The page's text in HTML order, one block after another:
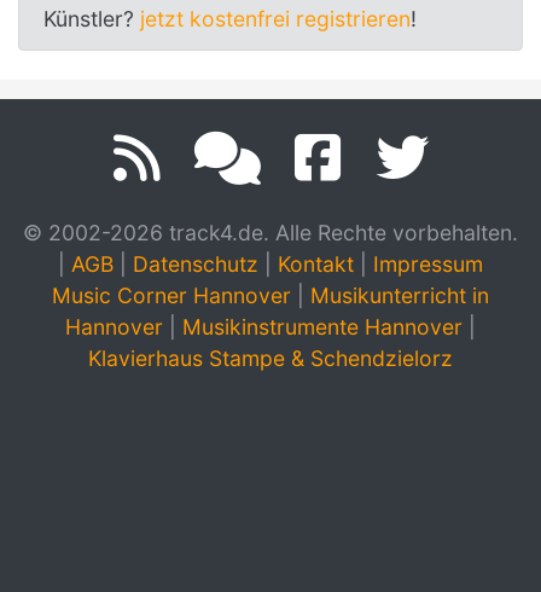
Künstler? jetzt kostenfrei registrieren!
© 2002-2026 track4.de. Alle Rechte vorbehalten.
AGB Datenschutz Kontakt
Impressum
Music Corner Hannover
Musikunterricht in
Hannover
Musikinstrumente Hannover
Klavierhaus Stampe & Schendzielorz